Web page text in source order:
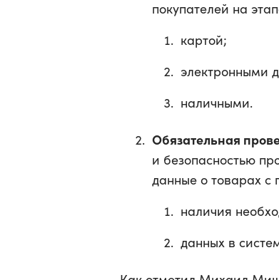
покупателей на
картой;
электронными
наличными.
Обязательная
и безопасностью
данные о товарах с
наличия
данных в